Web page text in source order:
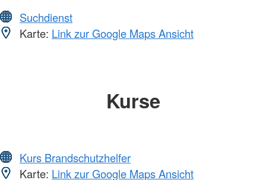
Suchdienst
Karte: Link zur Google Maps Ansicht
Kurse
Kurs Brandschutzhelfer
Karte: Link zur Google Maps Ansicht